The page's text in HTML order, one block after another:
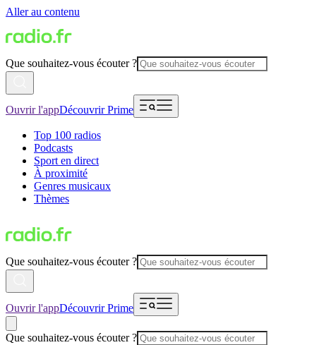
Aller au contenu
Que souhaitez-vous écouter ?
Ouvrir l'appDécouvrir Prime
Top 100 radios
Podcasts
Sport en direct
À proximité
Genres musicaux
Thèmes
Que souhaitez-vous écouter ?
Ouvrir l'appDécouvrir Prime
Que souhaitez-vous écouter ?